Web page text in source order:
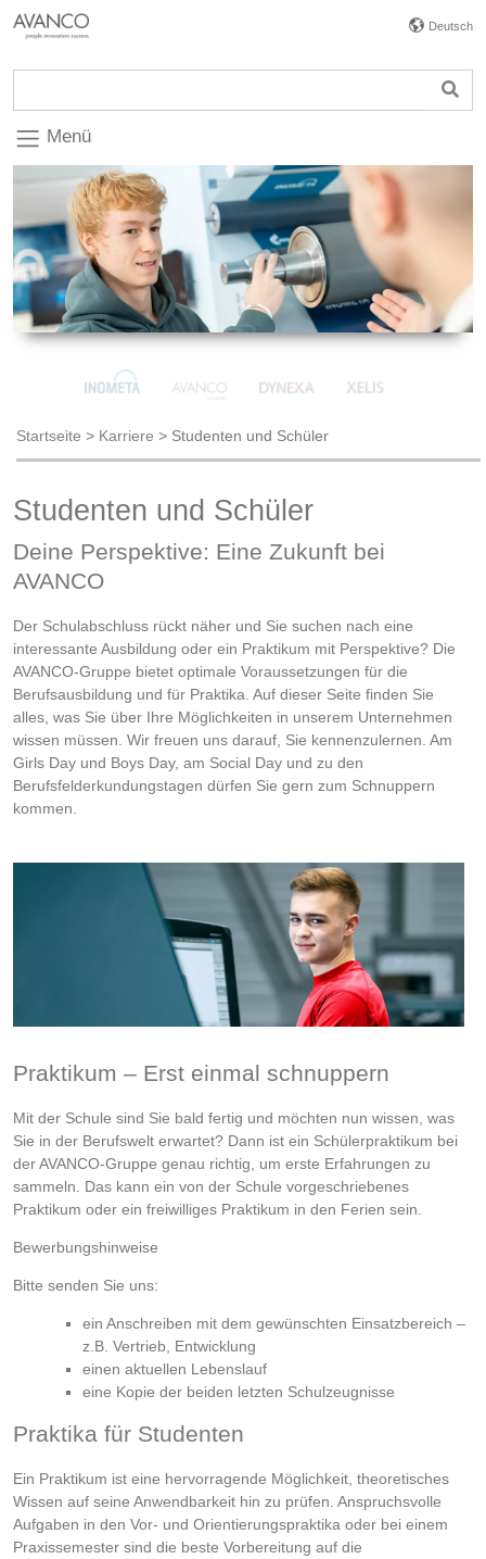
Deutsch
Menü
Startseite > Karriere > Studenten und Schüler
Studenten und Schüler
Deine Perspektive: Eine Zukunft bei
AVANCO
Der Schulabschluss rückt näher und Sie suchen nach eine
interessante Ausbildung oder ein Praktikum mit Perspektive? Die
AVANCO-Gruppe bietet optimale Voraussetzungen für die
Berufsausbildung und für Praktika. Auf dieser Seite finden Sie
alles, was Sie über Ihre Möglichkeiten in unserem Unternehmen
wissen müssen. Wir freuen uns darauf, Sie kennenzulernen. Am
Girls Day und Boys Day, am Social Day und zu den
Berufsfelderkundungstagen dürfen Sie gern zum Schnuppern
kommen.
Praktikum – Erst einmal schnuppern
Mit der Schule sind Sie bald fertig und möchten nun wissen, was
Sie in der Berufswelt erwartet? Dann ist ein Schülerpraktikum bei
der AVANCO-Gruppe genau richtig, um erste Erfahrungen zu
sammeln. Das kann ein von der Schule vorgeschriebenes
Praktikum oder ein freiwilliges Praktikum in den Ferien sein.
Bewerbungshinweise
Bitte senden Sie uns:
ein Anschreiben mit dem gewünschten Einsatzbereich –
z.B. Vertrieb, Entwicklung
einen aktuellen Lebenslauf
eine Kopie der beiden letzten Schulzeugnisse
Praktika für Studenten
Ein Praktikum ist eine hervorragende Möglichkeit, theoretisches
Wissen auf seine Anwendbarkeit hin zu prüfen. Anspruchsvolle
Aufgaben in den Vor- und Orientierungspraktika oder bei einem
Praxissemester sind die beste Vorbereitung auf die